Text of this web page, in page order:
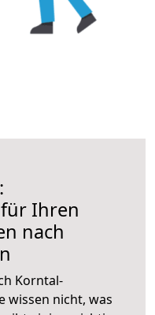
Ihren
nach
Korntal-
wissen nicht, was